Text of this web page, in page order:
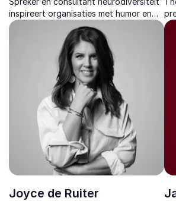
inspireert organisaties met humor en
scherpe inzichten over Neuro-inclusief
leiderschap en werkcultuur.
Joyce de Ruiter